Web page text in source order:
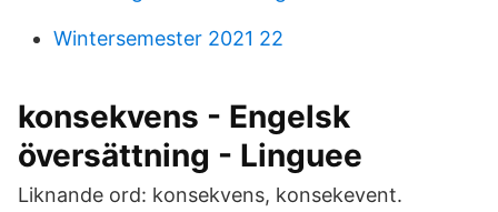
Wintersemester 2021 22
konsekvens - Engelsk
översättning - Linguee
Liknande ord: konsekvens, konsekevent.